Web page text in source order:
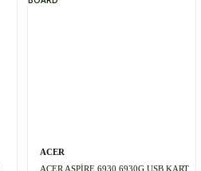
ACER
ACER ASPİRE 6930 6930G USB KART